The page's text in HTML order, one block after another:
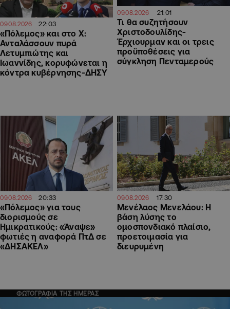
09.08.2026 22:03
«Πόλεμος» και στο Χ:
Ανταλάσσουν πυρά
Λετυμπιώτης και
Ιωαννίδης, κορυφώνεται η
κόντρα κυβέρνησης-ΔΗΣΥ
09.08.2026 21:01
Τι θα συζητήσουν
Χριστοδουλίδης-
Έρχιουρμαν και οι τρεις
προϋποθέσεις για
σύγκληση Πενταμερούς
09.08.2026 20:33
«Πόλεμος» για τους
διορισμούς σε
Ημικρατικούς: «Άναψε»
φωτιές η αναφορά ΠτΔ σε
«ΔΗΣΑΚΕΛ»
09.08.2026 17:30
Μενέλαος Μενελάου: Η
βάση λύσης το
ομοσπονδιακό πλαίσιο,
προετοιμασία για
διευρυμένη
ΦΩΤΟΓΡΑΦΙΑ ΤΗΣ ΗΜΕΡΑΣ